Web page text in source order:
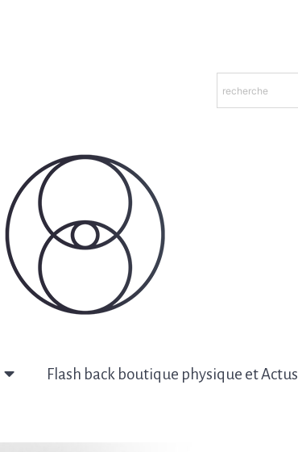
Flash back boutique physique et Actus